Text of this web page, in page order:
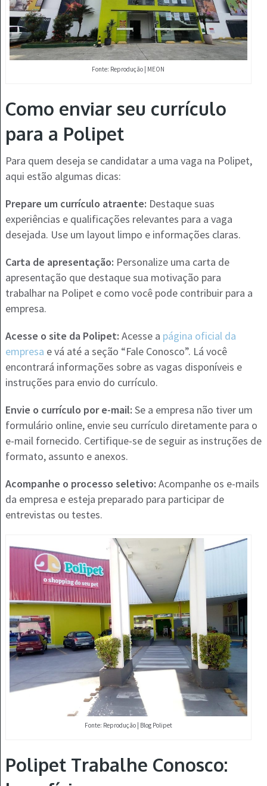
Fonte: Reprodução | MEON
Como enviar seu currículo
para a Polipet
Para quem deseja se candidatar a uma vaga na Polipet,
aqui estão algumas dicas:
Prepare um currículo atraente: Destaque suas
experiências e qualificações relevantes para a vaga
desejada. Use um layout limpo e informações claras.
Carta de apresentação: Personalize uma carta de
apresentação que destaque sua motivação para
trabalhar na Polipet e como você pode contribuir para a
empresa.
Acesse o site da Polipet: Acesse a página oficial da
empresa e vá até a seção “Fale Conosco”. Lá você
encontrará informações sobre as vagas disponíveis e
instruções para envio do currículo.
Envie o currículo por e-mail: Se a empresa não tiver um
formulário online, envie seu currículo diretamente para o
e-mail fornecido. Certifique-se de seguir as instruções de
formato, assunto e anexos.
Acompanhe o processo seletivo: Acompanhe os e-mails
da empresa e esteja preparado para participar de
entrevistas ou testes.
Fonte: Reprodução | Blog Polipet
Polipet Trabalhe Conosco: